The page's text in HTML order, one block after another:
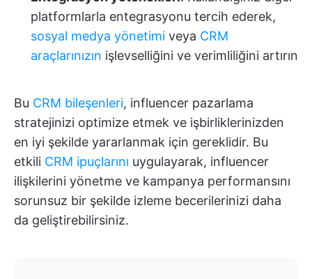
platformlarla entegrasyonu tercih ederek,
sosyal medya yönetimi veya CRM
araçlarınızın işlevselliğini ve verimliliğini artırın
Bu CRM bileşenleri, influencer pazarlama
stratejinizi optimize etmek ve işbirliklerinizden
en iyi şekilde yararlanmak için gereklidir. Bu
etkili CRM ipuçlarını uygulayarak, influencer
ilişkilerini yönetme ve kampanya performansını
sorunsuz bir şekilde izleme becerilerinizi daha
da geliştirebilirsiniz.